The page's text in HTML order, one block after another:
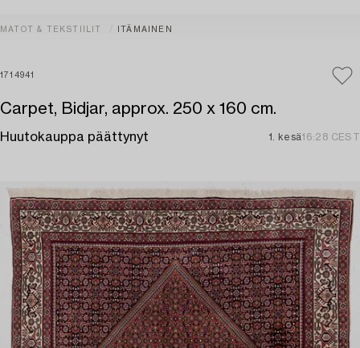
MATOT & TEKSTIILIT ITÄMAINEN
1714941
Carpet, Bidjar, approx. 250 x 160 cm.
Huutokauppa päättynyt 1. kesä16:28 CEST